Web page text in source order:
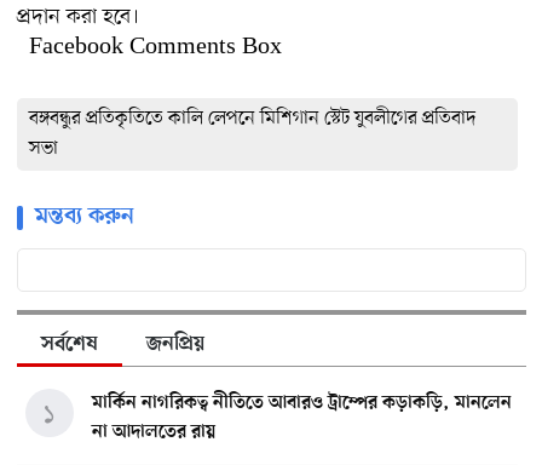
প্রদান করা হবে।
Facebook Comments Box
বঙ্গবন্ধুর প্রতিকৃতিতে কালি লেপনে মিশিগান স্টেট যুবলীগের প্রতিবাদ
সভা
মন্তব্য করুন
সর্বশেষ জনপ্রিয়
মার্কিন নাগরিকত্ব নীতিতে আবারও ট্রাম্পের কড়াকড়ি, মানলেন
না আদালতের রায়
১